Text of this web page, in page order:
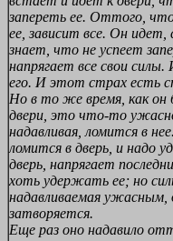
запереть ее. Оттого,
ее, зависит все. Он идет,
знает, что не успеет
напрягает все свои
его. И этот страх есть
Но в то же время, как он
двери, это что-то
надавливая, ломится в
ломится в дверь, и надо
дверь, напрягает
хоть удержать ее; но
надавливаемая ужасным,
затворяется.
Еще раз оно надавило